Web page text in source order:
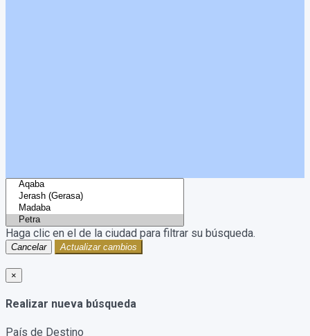
Haga clic en el de la ciudad para filtrar su búsqueda.
Cancelar Actualizar cambios
×
Realizar nueva búsqueda
País de Destino